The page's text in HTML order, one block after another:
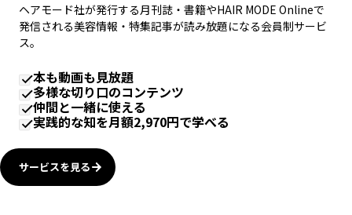
ヘアモード社が発行する月刊誌・書籍やHAIR MODE Onlineで
発信される美容情報・特集記事が読み放題になる会員制サービ
ス。
本も動画も見放題
多様な切り口のコンテンツ
仲間と一緒に使える
実践的な知を月額2,970円で学べる
サービスを見る